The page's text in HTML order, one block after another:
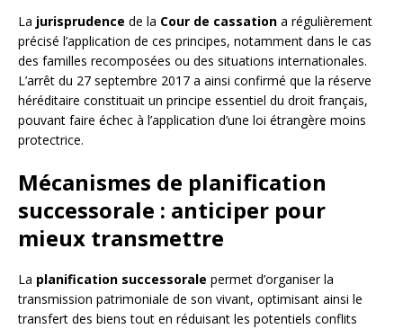
La jurisprudence de la Cour de cassation a régulièrement
précisé l’application de ces principes, notamment dans le cas
des familles recomposées ou des situations internationales.
L’arrêt du 27 septembre 2017 a ainsi confirmé que la réserve
héréditaire constituait un principe essentiel du droit français,
pouvant faire échec à l’application d’une loi étrangère moins
protectrice.
Mécanismes de planification
successorale : anticiper pour
mieux transmettre
La planification successorale permet d’organiser la
transmission patrimoniale de son vivant, optimisant ainsi le
transfert des biens tout en réduisant les potentiels conflits